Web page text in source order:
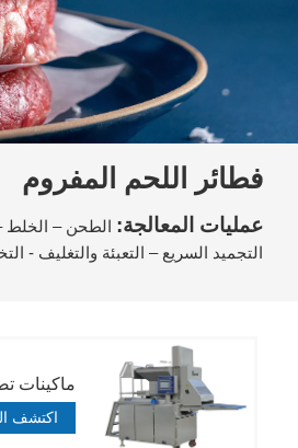
فطائر اللحم المفروم
عمليات المعالجة: الطحن – الخلط
التجميد السريع – التعبئة والتغليف -
ماكينات
اكتشف